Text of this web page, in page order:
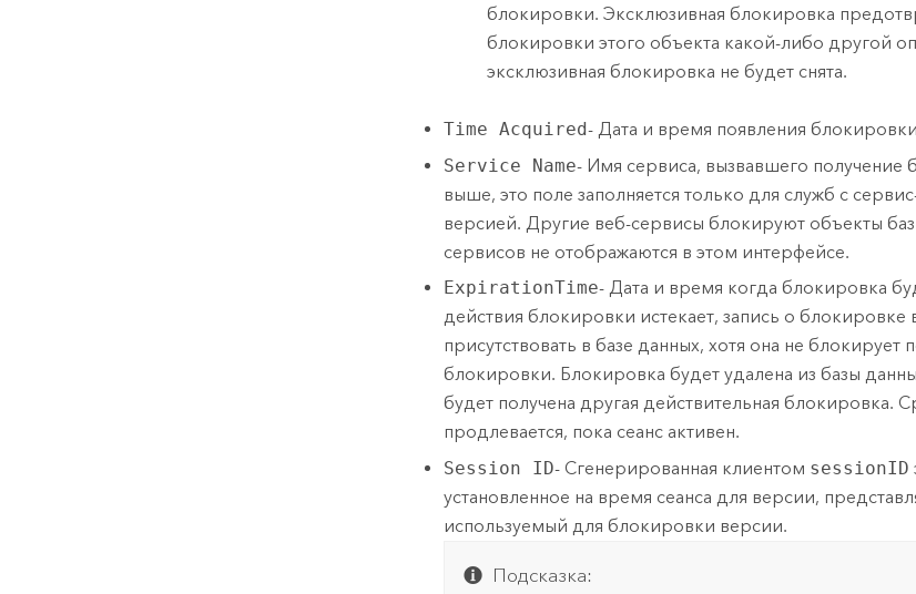
блокировки. Эксклюзивная блокировка
блокировки этого объекта какой-либо другой
эксклюзивная блокировка не будет снята.
Time Acquired- Дата и время появления
Service Name- Имя сервиса, вызвавшего получение
выше, это поле заполняется только для служб с
версией. Другие веб-сервисы блокируют объекты
сервисов не отображаются в этом интерфейсе.
ExpirationTime- Дата и время когда блокировка
действия блокировки истекает, запись о
присутствовать в базе данных, хотя она не блокирует
блокировки. Блокировка будет удалена из базы
будет получена другая действительная блокировка.
продлевается, пока сеанс активен.
Session ID- Сгенерированная клиентом sessionID
установленное на время сеанса для версии,
используемый для блокировки версии.
Подсказка: